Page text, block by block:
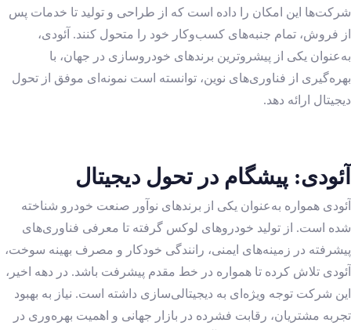
شرکت‌ها این امکان را داده است که از طراحی و تولید تا خدمات پس
از فروش، تمام جنبه‌های کسب‌وکار خود را متحول کنند. آئودی،
به‌عنوان یکی از پیشروترین برندهای خودروسازی در جهان، با
بهره‌گیری از فناوری‌های نوین، توانسته است نمونه‌ای موفق از تحول
دیجیتال ارائه دهد.
آئودی: پیشگام در تحول دیجیتال
آئودی همواره به‌عنوان یکی از برندهای نوآور صنعت خودرو شناخته
شده است. از تولید خودروهای لوکس گرفته تا معرفی فناوری‌های
پیشرفته در زمینه‌های ایمنی، رانندگی خودکار و مصرف بهینه سوخت،
آئودی تلاش کرده تا همواره در خط مقدم پیشرفت باشد. در دهه اخیر،
این شرکت توجه ویژه‌ای به دیجیتالی‌سازی داشته است. نیاز به بهبود
تجربه مشتریان، رقابت فشرده در بازار جهانی و اهمیت بهره‌وری در